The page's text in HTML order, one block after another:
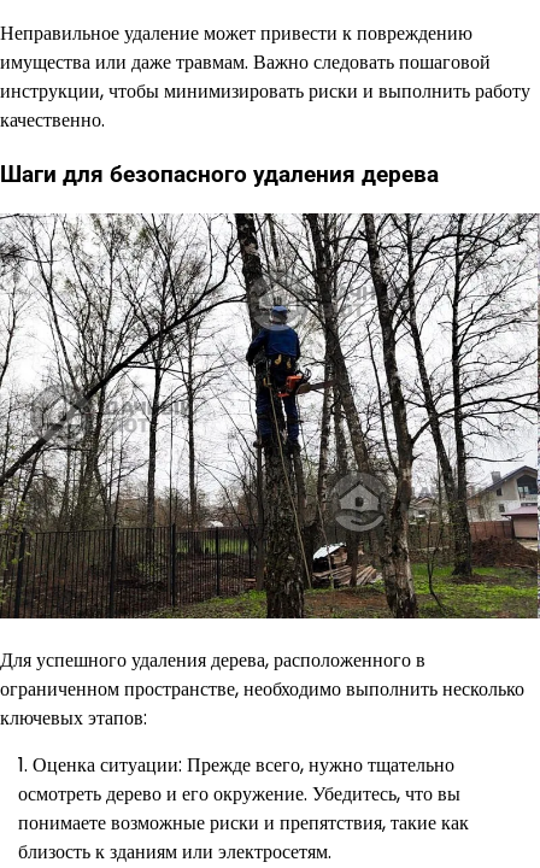
Неправильное удаление может привести к повреждению
имущества или даже травмам. Важно следовать пошаговой
инструкции, чтобы минимизировать риски и выполнить работу
качественно.
Шаги для безопасного удаления дерева
Для успешного удаления дерева, расположенного в
ограниченном пространстве, необходимо выполнить несколько
ключевых этапов:
Оценка ситуации: Прежде всего, нужно тщательно
осмотреть дерево и его окружение. Убедитесь, что вы
понимаете возможные риски и препятствия, такие как
близость к зданиям или электросетям.